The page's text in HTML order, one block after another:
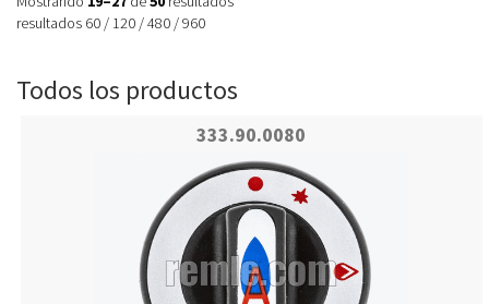
resultados 60 / 120 /480 /960
Todos los productos
333.90.0080